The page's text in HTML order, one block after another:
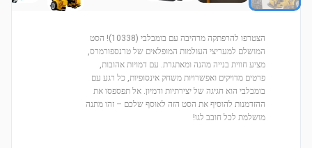
הצטרפו להרפתקה מרהיבה עם בומבלבי (10338)! הסט
המושלם למעריצי העולמות המופלאים של טרנספורמרס,
מציע חווית בנייה מהנה ומאתגרת. עם דמויות אהובות,
פרטים מדויקים ואפשרויות משחק אינסופיות, כל רגע עם
בומבלבי הוא חגיגה של יצירתיות ודמיון. אל תפספסו את
ההזדמנות להוסיף את הסט הזה לאוסף שלכם – זהו מתנה
מושלמת לכל חובב לגו!